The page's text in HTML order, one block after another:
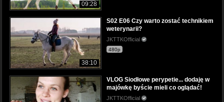
09:28
38:10
S02 E06 Czy warto zostać technikiem
weterynarii?
JKTTKOfficial
480p
VLOG Siodłowe perypetie... dodaję w
majówkę byście mieli co oglądać!
JKTTKOfficial